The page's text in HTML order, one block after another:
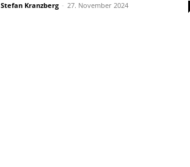
Stefan Kranzberg - 27. November 2024